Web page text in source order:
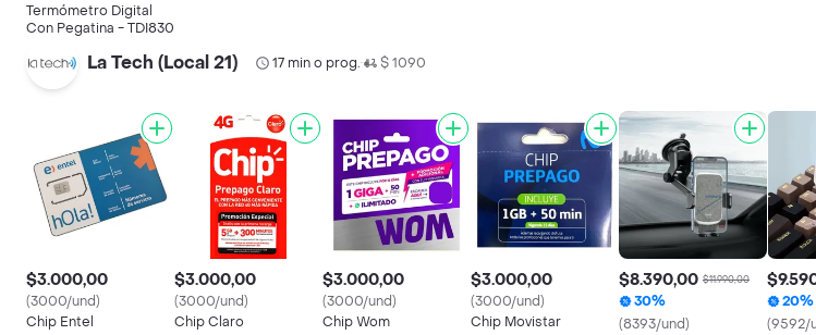
Termómetro Digital
Con Pegatina - TDI830
La Tech (Local 21) 17 min o prog.• $ 1090
$3.000,00
(3000/und)
Chip Entel
$3.000,00
(3000/und)
Chip Claro
$3.000,00
(3000/und)
Chip Wom
$3.000,00
(3000/und)
Chip Movistar
$8.390,00 $11.990,00
30%
(8393/und)
20%
(9592/